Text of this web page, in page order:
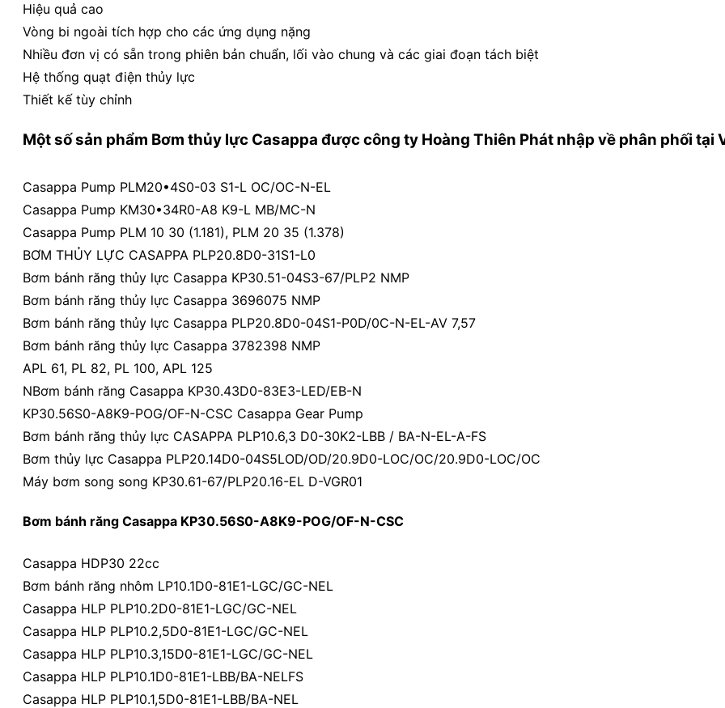
Hiệu quả cao
Vòng bi ngoài tích hợp cho các ứng dụng nặng
Nhiều đơn vị có sẵn trong phiên bản chuẩn, lối vào chung và các giai đoạn tách biệt
Hệ thống quạt điện thủy lực
Thiết kế tùy chỉnh
Một số sản phẩm Bơm thủy lực Casappa được công ty Hoàng Thiên Phát nhập về phân phối tại
Casappa Pump PLM20•4S0-03 S1-L OC/OC-N-EL
Casappa Pump KM30•34R0-A8 K9-L MB/MC-N
Casappa Pump PLM 10 30 (1.181), PLM 20 35 (1.378)
BƠM THỦY LỰC CASAPPA PLP20.8D0-31S1-L0
Bơm bánh răng thủy lực Casappa KP30.51-04S3-67/PLP2 NMP
Bơm bánh răng thủy lực Casappa 3696075 NMP
Bơm bánh răng thủy lực Casappa PLP20.8D0-04S1-P0D/0C-N-EL-AV 7,57
Bơm bánh răng thủy lực Casappa 3782398 NMP
APL 61, PL 82, PL 100, APL 125
NBơm bánh răng Casappa KP30.43D0-83E3-LED/EB-N
KP30.56S0-A8K9-POG/OF-N-CSC Casappa Gear Pump
Bơm bánh răng thủy lực CASAPPA PLP10.6,3 D0-30K2-LBB / BA-N-EL-A-FS
Bơm thủy lực Casappa PLP20.14D0-04S5LOD/OD/20.9D0-LOC/OC/20.9D0-LOC/OC
Máy bơm song song KP30.61-67/PLP20.16-EL D-VGR01
Bơm bánh răng Casappa KP30.56S0-A8K9-POG/OF-N-CSC
Casappa HDP30 22cc
Bơm bánh răng nhôm LP10.1D0-81E1-LGC/GC-NEL
Casappa HLP PLP10.2D0-81E1-LGC/GC-NEL
Casappa HLP PLP10.2,5D0-81E1-LGC/GC-NEL
Casappa HLP PLP10.3,15D0-81E1-LGC/GC-NEL
Casappa HLP PLP10.1D0-81E1-LBB/BA-NELFS
Casappa HLP PLP10.1,5D0-81E1-LBB/BA-NEL